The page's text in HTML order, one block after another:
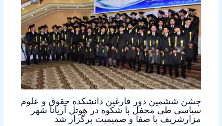
جشن ششمین دور فارغین دانشکده حقوق و علوم
سیاسی طی محفل با شکوه در هوتل آریانا شهر
مزارشریف با صفا و صمیمیت برگزار شد